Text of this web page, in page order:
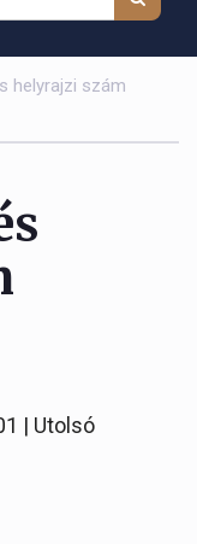
helyrajzi szám
| Utolsó